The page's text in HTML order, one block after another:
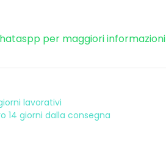
per maggiori informazioni
lavorativi
14 giorni dalla consegna